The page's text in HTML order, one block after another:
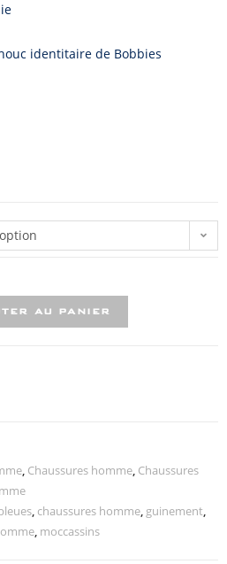
identitaire de Bobbies
AU PANIER
, Chaussures homme, Chaussures
, chaussures homme, guinement,
, moccassins